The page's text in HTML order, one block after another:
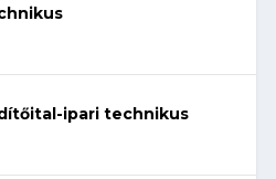
ipari technikus